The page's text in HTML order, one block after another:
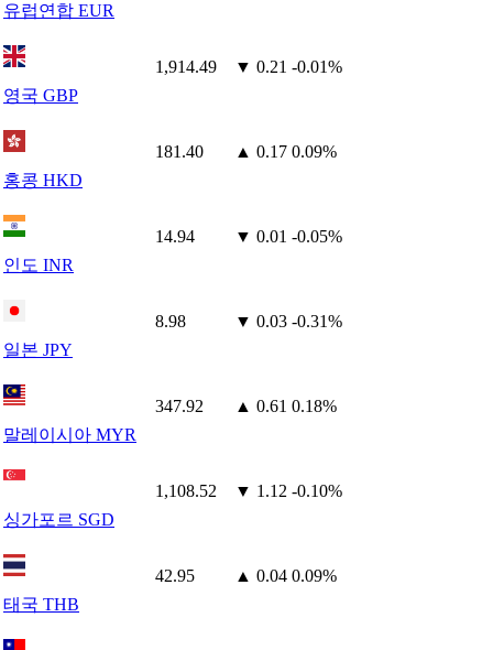
유럽연합 EUR
영국 GBP
1,914.49 ▼ 0.21 -0.01%
홍콩 HKD
181.40 ▲ 0.17 0.09%
인도 INR
14.94 ▼ 0.01 -0.05%
일본 JPY
8.98 ▼ 0.03 -0.31%
말레이시아 MYR
347.92 ▲ 0.61 0.18%
싱가포르 SGD
1,108.52 ▼ 1.12 -0.10%
태국 THB
42.95 ▲ 0.04 0.09%